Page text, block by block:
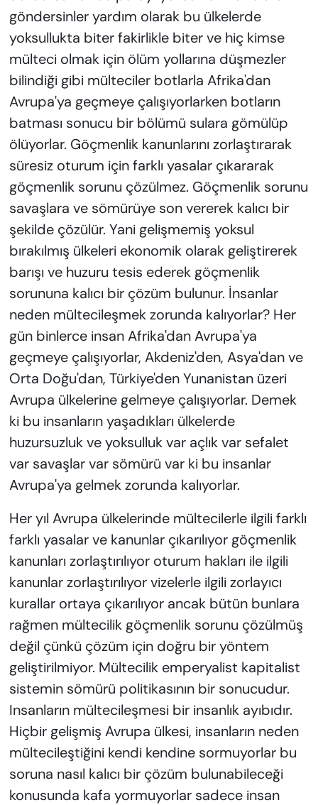
göndersinler yardım olarak bu ülkelerde
yoksullukta biter fakirlikle biter ve hiç kimse
mülteci olmak için ölüm yollarına düşmezler
bilindiği gibi mülteciler botlarla Afrika'dan
Avrupa'ya geçmeye çalışıyorlarken botların
batması sonucu bir bölümü sulara gömülüp
ölüyorlar. Göçmenlik kanunlarını zorlaştırarak
süresiz oturum için farklı yasalar çıkararak
göçmenlik sorunu çözülmez. Göçmenlik sorunu
savaşlara ve sömürüye son vererek kalıcı bir
şekilde çözülür. Yani gelişmemiş yoksul
bırakılmış ülkeleri ekonomik olarak geliştirerek
barışı ve huzuru tesis ederek göçmenlik
sorununa kalıcı bir çözüm bulunur. İnsanlar
neden mültecileşmek zorunda kalıyorlar? Her
gün binlerce insan Afrika'dan Avrupa'ya
geçmeye çalışıyorlar, Akdeniz'den, Asya'dan ve
Orta Doğu'dan, Türkiye'den Yunanistan üzeri
Avrupa ülkelerine gelmeye çalışıyorlar. Demek
ki bu insanların yaşadıkları ülkelerde
huzursuzluk ve yoksulluk var açlık var sefalet
var savaşlar var sömürü var ki bu insanlar
Avrupa'ya gelmek zorunda kalıyorlar.
Her yıl Avrupa ülkelerinde mültecilerle ilgili farklı
farklı yasalar ve kanunlar çıkarılıyor göçmenlik
kanunları zorlaştırılıyor oturum hakları ile ilgili
kanunlar zorlaştırılıyor vizelerle ilgili zorlayıcı
kurallar ortaya çıkarılıyor ancak bütün bunlara
rağmen mültecilik göçmenlik sorunu çözülmüş
değil çünkü çözüm için doğru bir yöntem
geliştirilmiyor. Mültecilik emperyalist kapitalist
sistemin sömürü politikasının bir sonucudur.
Insanların mültecileşmesi bir insanlık ayıbıdır.
Hiçbir gelişmiş Avrupa ülkesi, insanların neden
mültecileştiğini kendi kendine sormuyorlar bu
soruna nasıl kalıcı bir çözüm bulunabileceği
konusunda kafa yormuyorlar sadece insan